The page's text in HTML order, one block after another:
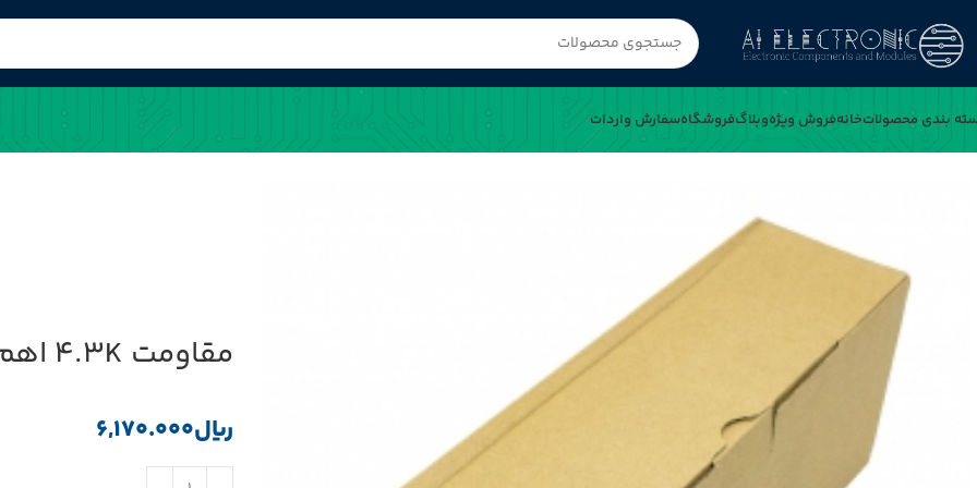
بندی محصولاتخانهفروش ویژهوبلاگفروشگاهسفارش واردات
مقاومت 4.3K اهم 0.25w بسته5000 تایی(SEP)
﷼